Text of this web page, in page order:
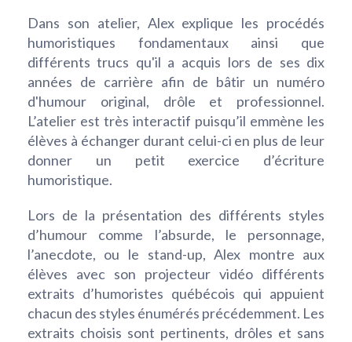
Dans son atelier, Alex explique les procédés
humoristiques fondamentaux ainsi que
différents trucs qu'il a acquis lors de ses dix
années de carrière afin de bâtir un numéro
d'humour original, drôle et professionnel.
L’atelier est très interactif puisqu’il emmène les
élèves à échanger durant celui-ci en plus de leur
donner un petit exercice d’écriture
humoristique.
Lors de la présentation des différents styles
d’humour comme l’absurde, le personnage,
l’anecdote, ou le stand-up, Alex montre aux
élèves avec son projecteur vidéo différents
extraits d’humoristes québécois qui appuient
chacun des styles énumérés précédemment. Les
extraits choisis sont pertinents, drôles et sans